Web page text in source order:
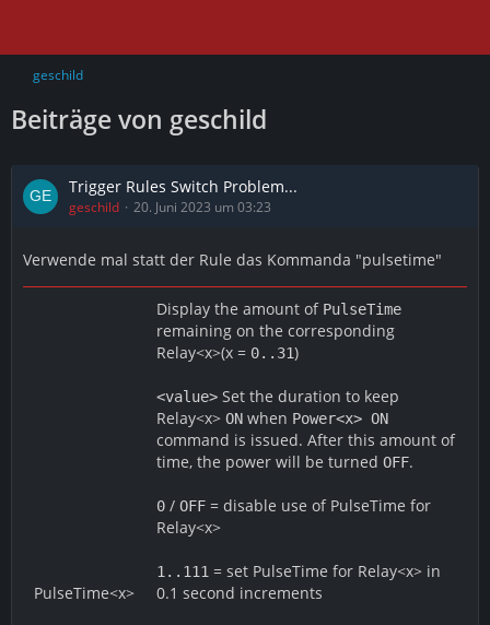
geschild
Beiträge von geschild
Trigger Rules Switch Problem...
geschild 20. Juni 2023 um 03:23
Verwende mal statt der Rule das Kommanda "pulsetime"
PulseTime<x>
Display the amount of PulseTime
remaining on the corresponding
Relay<x>(x = 0..31)
<value> Set the duration to keep
Relay<x> ON when Power<x> ON
command is issued. After this amount of
time, the power will be turned OFF.
0 / OFF = disable use of PulseTime for
Relay<x>
1..111 = set PulseTime for Relay<x> in
0.1 second increments